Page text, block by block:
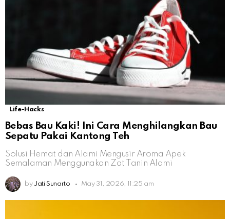
Life-Hacks
Bebas Bau Kaki! Ini Cara Menghilangkan Bau
Sepatu Pakai Kantong Teh
Solusi Hemat dan Alami Mengusir Aroma Apek
Semalaman Menggunakan Zat Tanin Alami
by Jati Sunarto May 31, 2026, 11:25 am